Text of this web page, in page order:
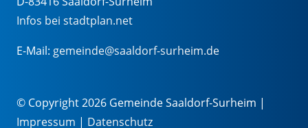
Infos bei stadtplan.net
E-Mail: gemeinde@saaldorf-surheim.de
© Copyright 2026 Gemeinde Saaldorf-Surheim |
Impressum | Datenschutz